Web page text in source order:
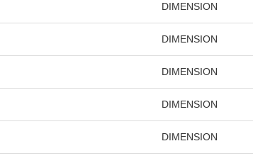
DIMENSION
DIMENSION
DIMENSION
DIMENSION
DIMENSION